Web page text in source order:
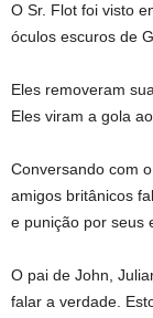
O Sr. Flot foi visto
óculos escuros de
Eles removeram
Eles viram a gola
Conversando com
amigos britânicos
e punição por seus
O pai de John,
falar a verdade.